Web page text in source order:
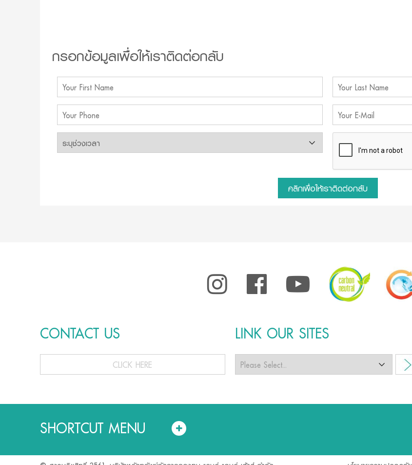
กรอกข้อมูลเพื่อให้เราติดต่อกลับ
คลิกเพื่อให้เราติดต่อกลับ
CONTACT US
CLICK HERE
LINK OUR SITES
SHORTCUT MENU